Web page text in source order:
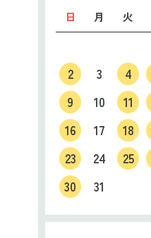
日 月 火
2
3 4
9
10 11
16
17 18
23
24 25
30
31